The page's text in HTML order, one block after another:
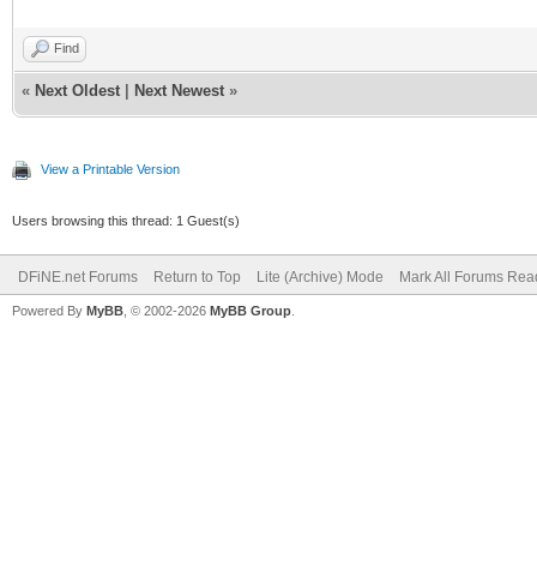
Find
« Next Oldest Next Newest »
View a Printable Version
Users browsing this thread: 1 Guest(s)
DFiNE.net Forums Return to Top Lite (Archive) Mode Mark All Forums
Powered By MyBB , © 2002-2026 MyBB Group